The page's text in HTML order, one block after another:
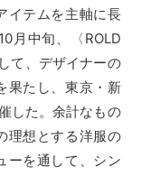
イテムを主軸に長
月中旬、〈ROLD
て、デザイナーの
果たし、東京・新
した。余計なもの
理想とする洋服の
ーを通して、シン